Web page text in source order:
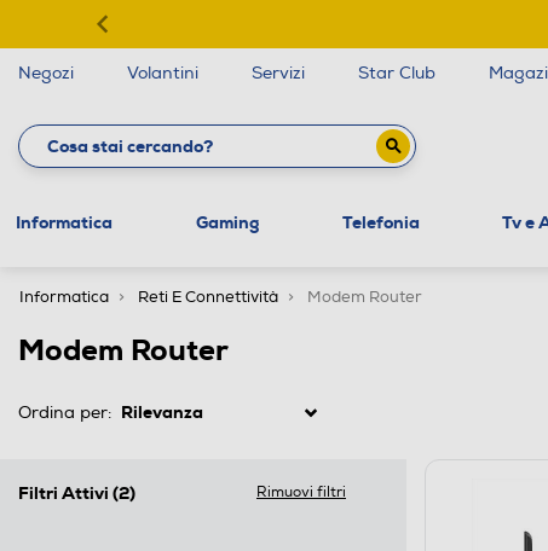
Negozi Volantini Servizi Star Club
Informatica Gaming Telefonia Tv e
Informatica Reti E Connettività Modem Router
Modem Router
Ordina per:
Filtri Attivi (2) Rimuovi filtri